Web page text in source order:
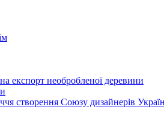
експорт необробленої деревини
створення Союзу дизайнерів